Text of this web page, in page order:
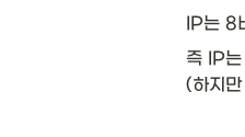
IP는 8
즉 IP
(하지